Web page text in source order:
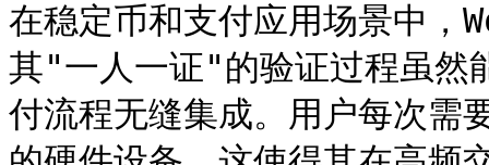
在稳定币和支付应用场景中
其"一人一证"的验证过程虽然
付流程无缝集成。用户每次需